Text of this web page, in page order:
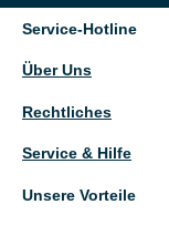
Service-Hotline
Über Uns
Rechtliches
Service & Hilfe
Unsere Vorteile